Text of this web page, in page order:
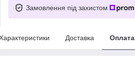
Замовлення під захистом
Доставка Оплата